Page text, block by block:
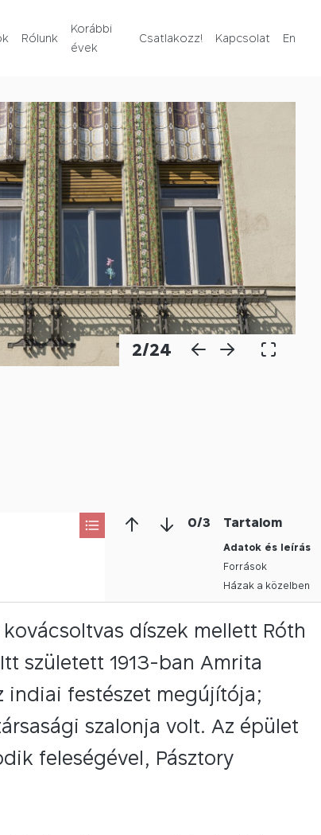
Rólunk
Korábbi
évek
Csatlakozz! Kapcsolat En
En
2/24
0/3 Tartalom
Adatok és leírás
Források
Házak a közelben
díszek mellett Róth
született 1913-ban Amrita
indiai festészet megújítója;
szalonja volt. Az épület
feleségével, Pásztory